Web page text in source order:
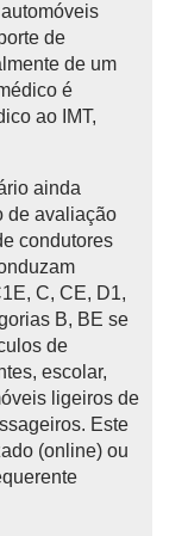
de
de um
é
ao IMT,
ainda
de avaliação
condutores
C, CE, D1,
B, BE se
de
escolar,
ligeiros de
Este
(online) ou